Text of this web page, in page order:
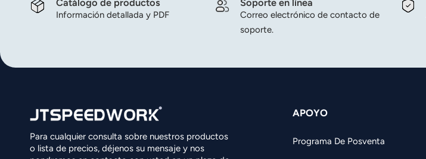
Catálogo de productos
Información detallada y PDF
Soporte en línea
Correo electrónico de contacto de
soporte.
Para cualquier consulta sobre nuestros productos
o lista de precios, déjenos su mensaje y nos
APOYO
Programa De Posventa